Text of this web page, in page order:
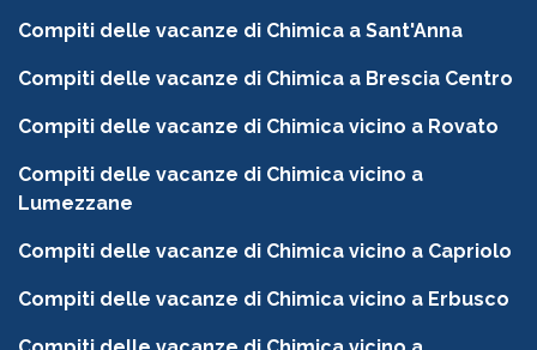
Compiti delle vacanze di Chimica a Sant'Anna
Compiti delle vacanze di Chimica a Brescia Centro
Compiti delle vacanze di Chimica vicino a Rovato
Compiti delle vacanze di Chimica vicino a
Lumezzane
Compiti delle vacanze di Chimica vicino a Capriolo
Compiti delle vacanze di Chimica vicino a Erbusco